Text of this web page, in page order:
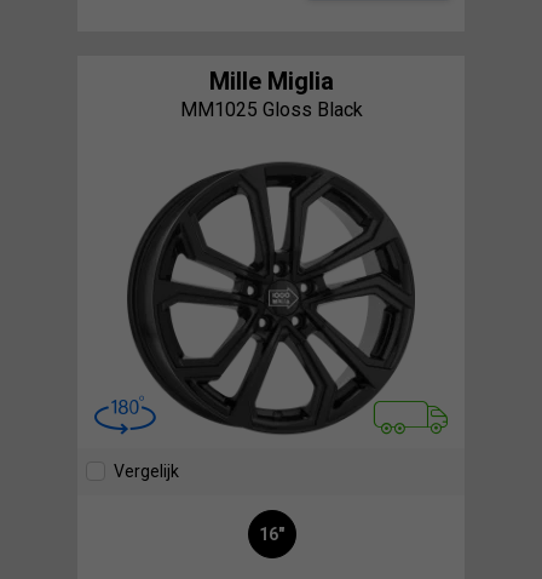
Mille Miglia
MM1025 Gloss Black
Vergelijk
16"